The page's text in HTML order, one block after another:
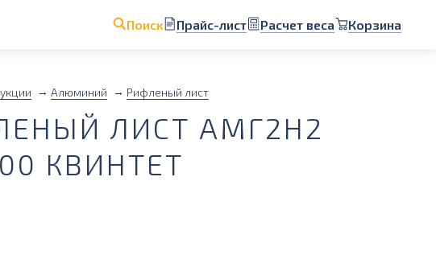
Поиск Прайс-лист Расчет веса Корзина
Алюминий Рифленый лист
ЛИСТ АМГ2Н2
КВИНТЕТ